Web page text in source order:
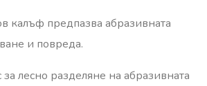
калъф предпазва абразивната
и повреда.
лесно разделяне на абразивната